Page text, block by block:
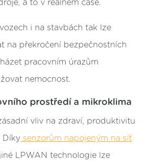
a to v reálném čase.
i na stavbách tak lze
na překročení bezpečnostních
pracovním úrazům
nemocnost.
prostředí a mikroklima
vliv na zdraví, produktivitu
Díky senzorům napojeným na síť
LPWAN technologie lze